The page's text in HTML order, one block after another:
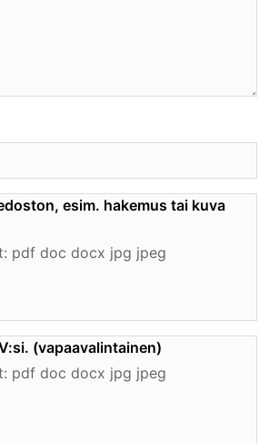
esim. hakemus tai kuva
pdf doc docx jpg jpeg
(vapaavalintainen)
pdf doc docx jpg jpeg